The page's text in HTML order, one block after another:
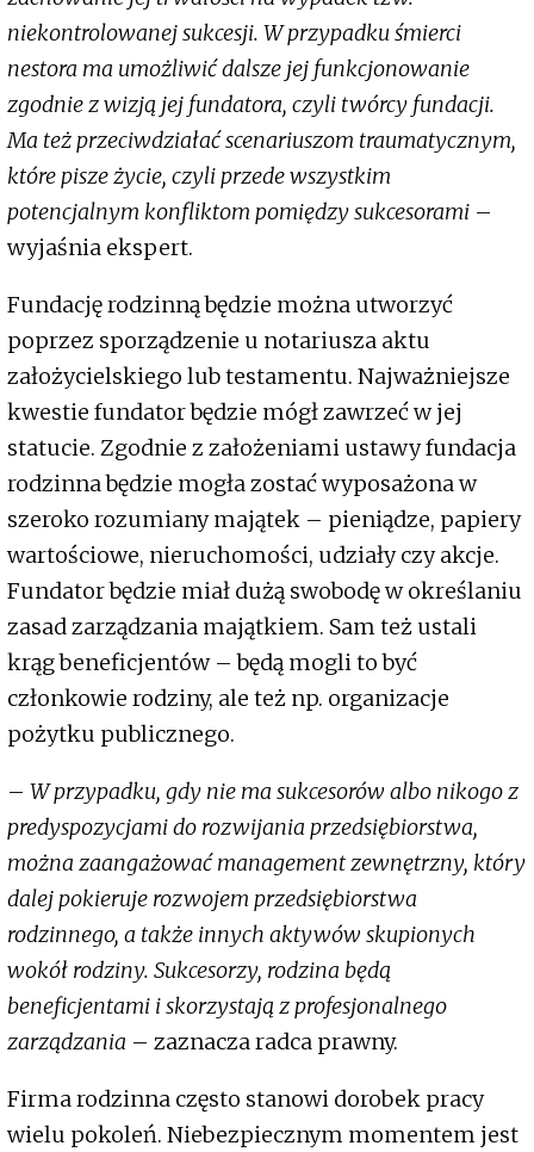
niekontrolowanej sukcesji. W przypadku śmierci
nestora ma umożliwić dalsze jej funkcjonowanie
zgodnie z wizją jej fundatora, czyli twórcy fundacji.
Ma też przeciwdziałać scenariuszom traumatycznym,
które pisze życie, czyli przede wszystkim
potencjalnym konfliktom pomiędzy sukcesorami –
wyjaśnia ekspert.
Fundację rodzinną będzie można utworzyć
poprzez sporządzenie u notariusza aktu
założycielskiego lub testamentu. Najważniejsze
kwestie fundator będzie mógł zawrzeć w jej
statucie. Zgodnie z założeniami ustawy fundacja
rodzinna będzie mogła zostać wyposażona w
szeroko rozumiany majątek – pieniądze, papiery
wartościowe, nieruchomości, udziały czy akcje.
Fundator będzie miał dużą swobodę w określaniu
zasad zarządzania majątkiem. Sam też ustali
krąg beneficjentów – będą mogli to być
członkowie rodziny, ale też np. organizacje
pożytku publicznego.
– W przypadku, gdy nie ma sukcesorów albo nikogo z
predyspozycjami do rozwijania przedsiębiorstwa,
można zaangażować management zewnętrzny, który
dalej pokieruje rozwojem przedsiębiorstwa
rodzinnego, a także innych aktywów skupionych
wokół rodziny. Sukcesorzy, rodzina będą
beneficjentami i skorzystają z profesjonalnego
zarządzania – zaznacza radca prawny.
Firma rodzinna często stanowi dorobek pracy
wielu pokoleń. Niebezpiecznym momentem jest